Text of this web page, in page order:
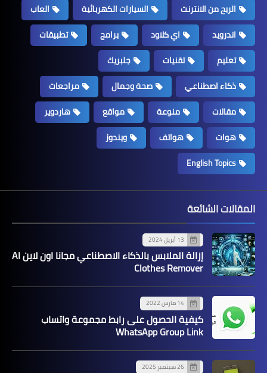
الربح من الانترنت
السيارات الكهربائية
العاب
اندرويد
اي كلاود برامج
تطبيقات
تعليم
تقنيات
جلبريك
ذكاء اصطناعي
صحة وجمال
مراجعات
مقالات
منوعة مواقع
هاردوير
هوات
هواتف
ويندوز
English Topics
المقالات الشائعة
13 أبريل 2024
إزالة الملابس بالذكاء الاصطناعي مجانا اون لاين AI
Clothes Remover
14 مارس 2022
كيفية الحصول على رابط مجموعة واتساب
WhatsApp Group Link
26 سبتمبر 2025